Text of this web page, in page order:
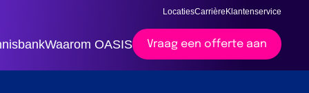
LocatiesCarrière Klantenservice
Waarom OASIS Vraag een offerte aan